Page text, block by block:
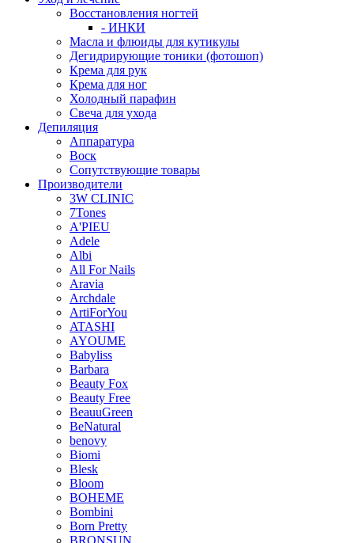
Восстановления ногтей
- ИНКИ
Масла и флюиды для кутикулы
Дегидрирующие тоники (фотошоп)
Крема для рук
Крема для ног
Холодный парафин
Свеча для ухода
Депиляция
Аппаратура
Воск
Сопутствующие товары
Производители
3W CLINIC
7Tones
A'PIEU
Adele
Albi
All For Nails
Aravia
Archdale
ArtiForYou
ATASHI
AYOUME
Babyliss
Barbara
Beauty Fox
Beauty Free
BeauuGreen
BeNatural
benovy
Biomi
Blesk
Bloom
BOHEME
Bombini
Born Pretty
BRONSUN